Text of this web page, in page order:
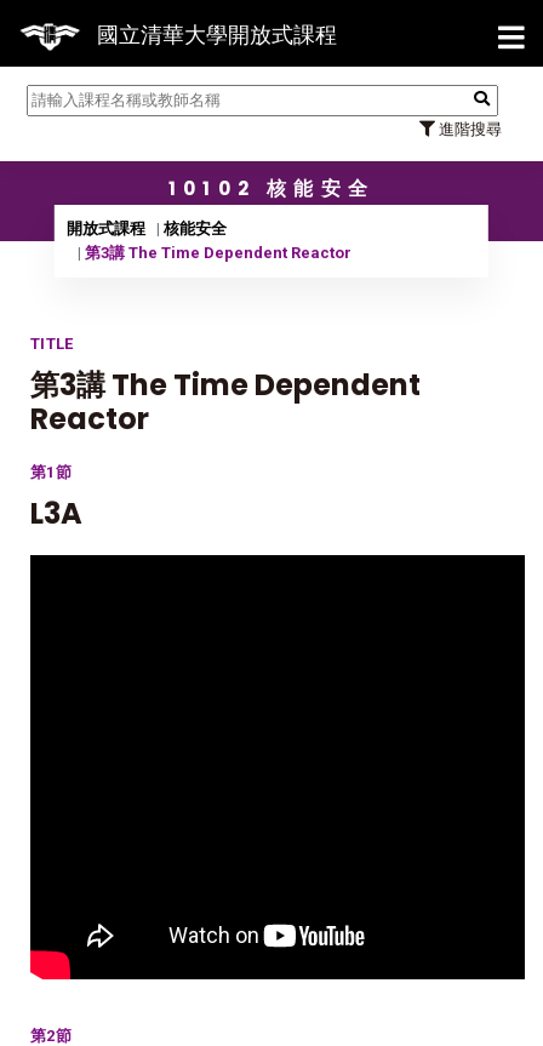
國立清華大學開放式課程
進階搜尋
【
10102 核能安全
開放式課程
核能安全
第3講 The Time Dependent Reactor
TITLE
第3講 The Time Dependent
Reactor
第1節
L3A
第2節